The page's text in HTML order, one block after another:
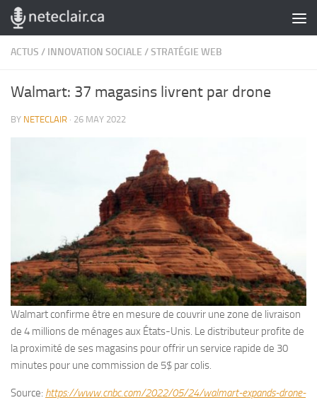
Skip to content
ACTUS / INNOVATION SOCIALE /STRATÉGIE WEB
Walmart: 37 magasins livrent par drone
BY NETECLAIR · 26 MAY 2022
Walmart confirme être en mesure de couvrir une zone de livraison
de 4 millions de ménages aux États-Unis. Le distributeur profite de
la proximité de ses magasins pour offrir un service rapide de 30
minutes pour une commission de 5$ par colis.
Source: https://www.cnbc.com/2022/05/24/walmart-expands-drone-